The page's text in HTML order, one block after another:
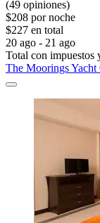
(49 opiniones)
$208 por noche
$227 en total
20 ago - 21 ago
Total con impuestos
The Moorings